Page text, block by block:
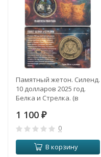
Памятный жетон. Силенд.
10 долларов 2025 год.
Белка и Стрелка. (в
покрытие)
1 100 ₽
0
В корзину